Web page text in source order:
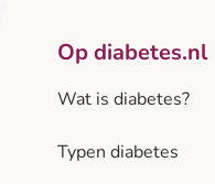
Op diabetes.nl
Wat is diabetes?
Typen diabetes